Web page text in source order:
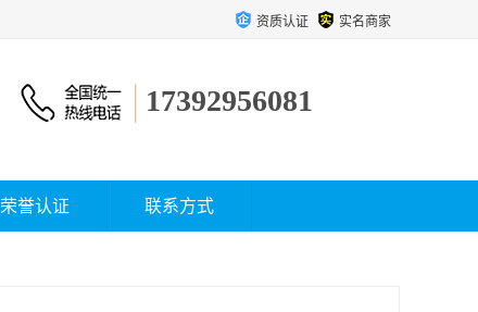
资质认证 实名商家
17392956081
荣誉认证 联系方式